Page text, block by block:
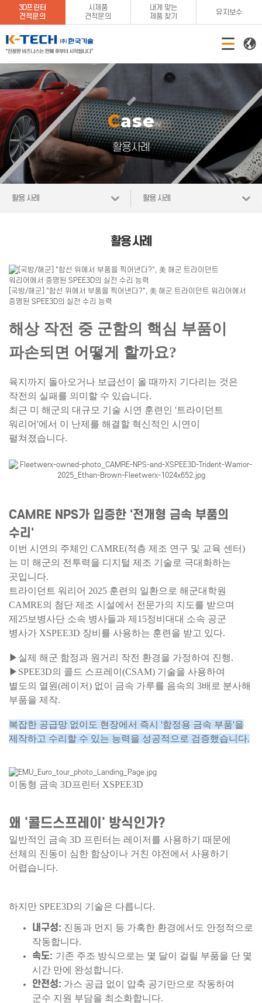
3D프린터
견적문의
시제품
견적문의
내게 맞는
제품 찾기
유지보수
Case
활용사례
활용 사례 활용 사례
활용 사례
[국방/해군] "함선 위에서 부품을 찍어낸다?", 美 해군 트라이던트 워리어에서
증명된 SPEE3D의 실전 수리 능력
해상 작전 중 군함의 핵심 부품이
파손되면 어떻게 할까요?
육지까지 돌아오거나 보급선이 올 때까지 기다리는 것은
작전의 실패를 의미할 수 있습니다.
최근 미 해군의 대규모 기술 시연 훈련인 '트라이던트
워리어'에서 이 난제를 해결할 혁신적인 시연이
펼쳐졌습니다.
CAMRE NPS가 입증한 '전개형 금속 부품의
수리'
이번 시연의 주체인 CAMRE(적층 제조 연구 및 교육 센터)
는 미 해군의 전투력을 디지털 제조 기술로 극대화하는
곳입니다.
트라이던트 워리어 2025 훈련의 일환으로 해군대학원
CAMRE의 첨단 제조 시설에서 전문가의 지도를 받으며
제25보병사단 소속 병사들과 제15정비대대 소속 공군
병사가 XSPEE3D 장비를 사용하는 훈련을 받고 있다.
▶실제 해군 함정과 원거리 작전 환경을 가정하여 진행.
▶SPEE3D의 콜드 스프레이(CSAM) 기술을 사용하여
별도의 열원(레이저) 없이 금속 가루를 음속의 3배로 분사해
부품을 제작.
복잡한 공급망 없이도 현장에서 즉시 '함정용 금속 부품'을
제작하고 수리할 수 있는 능력을 성공적으로 검증했습니다.
이동형 금속 3D프린터 XSPEE3D
왜 '콜드스프레이' 방식인가?
일반적인 금속 3D 프린터는 레이저를 사용하기 때문에
선체의 진동이 심한 함상이나 거친 야전에서 사용하기
어렵습니다.
하지만 SPEE3D의 기술은 다릅니다.
내구성: 진동과 먼지 등 가혹한 환경에서도 안정적으로
작동합니다.
속도: 기존 주조 방식으로는 몇 달이 걸릴 부품을 단 몇
시간 만에 완성합니다.
안전성: 가스 공급 없이 압축 공기만으로 작동하여
군수 지원 부담을 최소화합니다.